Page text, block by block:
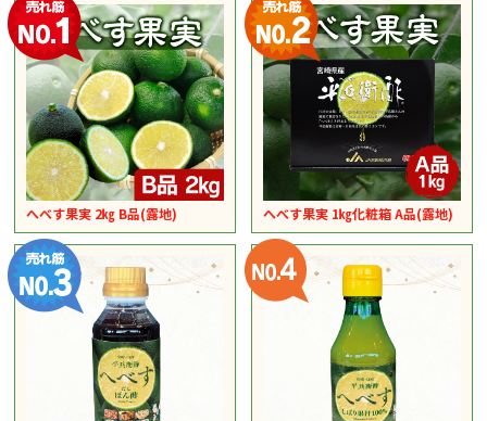
へべす果実 2㎏ B品(露地) へべす果実 1㎏化粧箱 A品(露地)